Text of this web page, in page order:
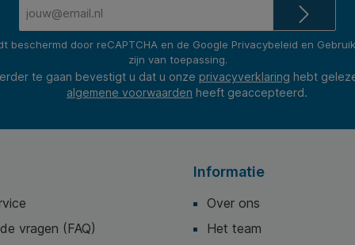
beschermd door reCAPTCHA en de Google Privacybeleid en
zijn van toepassing.
te gaan bevestigt u dat u onze privacyverklaring hebt
algemene voorwaarden heeft geaccepteerd.
vragen (FAQ)
Informatie
Over ons
Het team